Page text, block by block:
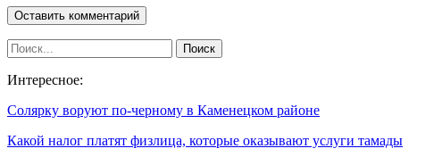
Интересное:
Солярку воруют по-черному в Каменецком районе
Какой налог платят физлица, которые оказывают услуги тамады